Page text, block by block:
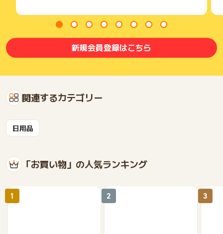
新規会員登録はこちら
関連するカテゴリー
日用品
「お買い物」の人気ランキング
1 2 3